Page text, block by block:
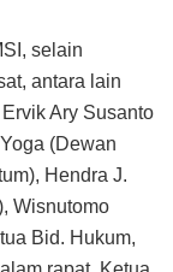
selain
antara lain
Ary Susanto
(Dewan
Hendra J.
Wisnutomo
Bid. Hukum,